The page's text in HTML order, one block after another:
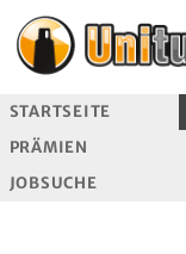
STARTSEITE
PRÄMIEN
JOBSUCHE